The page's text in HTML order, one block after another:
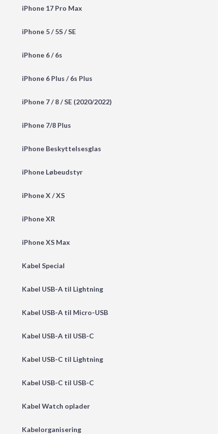
iPhone 17 Pro Max
iPhone 5 / 5S / SE
iPhone 6 / 6s
iPhone 6 Plus / 6s Plus
iPhone 7 / 8 / SE (2020/2022)
iPhone 7/8 Plus
iPhone Beskyttelsesglas
iPhone Løbeudstyr
iPhone X / XS
iPhone XR
iPhone XS Max
Kabel Special
Kabel USB-A til Lightning
Kabel USB-A til Micro-USB
Kabel USB-A til USB-C
Kabel USB-C til Lightning
Kabel USB-C til USB-C
Kabel Watch oplader
Kabelorganisering